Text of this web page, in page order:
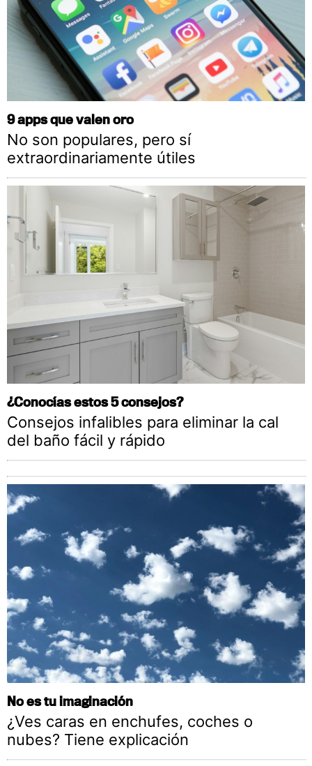
9 apps que valen oro
No son populares, pero sí
extraordinariamente útiles
¿Conocías estos 5 consejos?
Consejos infalibles para eliminar la cal
del baño fácil y rápido
No es tu imaginación
¿Ves caras en enchufes, coches o
nubes? Tiene explicación